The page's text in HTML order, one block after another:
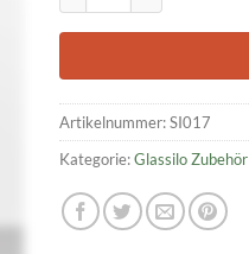
Artikelnummer:SI017
Kategorie:Glassilo Zubehör